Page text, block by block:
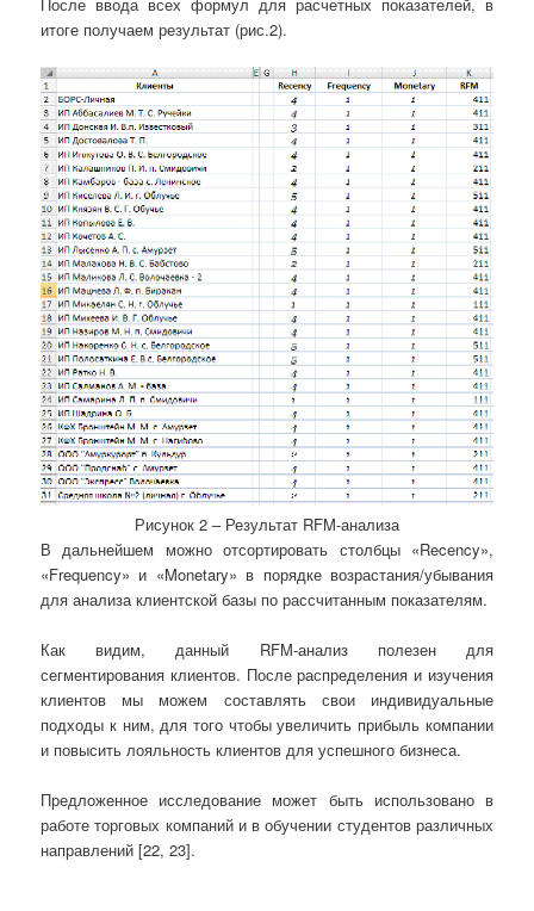
итоге получаем результат (рис.2).
Рисунок 2 – Результат RFM-анализа
В дальнейшем можно отсортировать столбцы «Recency»,
«Frequency» и «Monetary» в порядке возрастания/убывания
для анализа клиентской базы по рассчитанным показателям.
Как видим, данный RFM-анализ полезен для
сегментирования клиентов. После распределения и изучения
клиентов мы можем составлять свои индивидуальные
подходы к ним, для того чтобы увеличить прибыль компании
и повысить лояльность клиентов для успешного бизнеса.
Предложенное исследование может быть использовано в
работе торговых компаний и в обучении студентов различных
направлений [22, 23].